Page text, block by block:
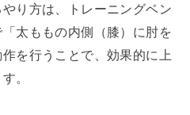
り方は、トレーニングベン
太ももの内側（膝）に肘を
を行うことで、効果的に上
。